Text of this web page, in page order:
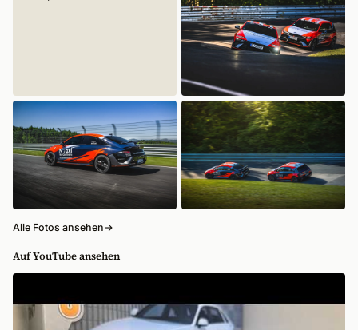
Alle Fotos ansehen→
Auf YouTube ansehen